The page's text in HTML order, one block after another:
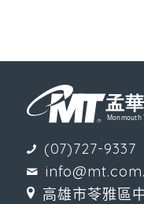
(07)727-9337
高雄市苓雅區